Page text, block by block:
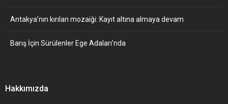
Antakya’nın kırılan mozaiği: Kayıt altına almaya devam
Barış İçin Sürülenler Ege Adaları’nda
Hakkımızda